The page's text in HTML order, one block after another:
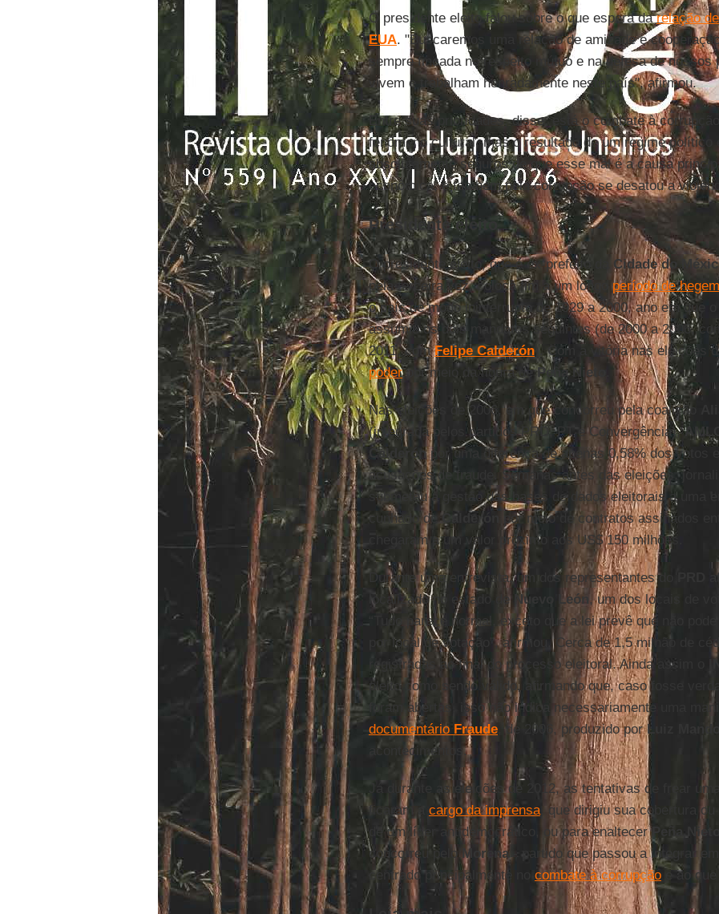
O presidente eleito falou sobre o que espera darelação
EUA. "Buscaremos uma relação de amizade e
sempre fincada no respeito mútuo e na defesa de nossos
vivem e trabalham honradamente neste país", afirmou.
Entre suas prioridades, disse, está o combate à
fenômeno cultural, mas o resultado de um regime político
absolutamente seguros de que esse mal é a causa
econômica, e também pela corrupção se desatou a
Presidente eleito
O presidente eleito, que é ex-prefeito da Cidade do
pela terceira vez, coloca fim a um longo período de
o país de modo ininterrupto de 1929 a 2000, ano em que o
assumiu os dois mandatos seguintes (de 2000 a 2006,
2011, comFelipe Calderón). Com a vitória nas eleições
poderpor meio da figura dePeña Nieto
Nas eleições de 2006, em que concorreu pela coalizão
(integrada pelos partidos PRD, PT e Convergência),AMLO
Calderónpor uma diferença de apenas 0,58% dos votos
acusações de fraude. Semanas antes das eleições,
submeteu a gestão das bases de dados eleitorais a uma
cunhado deCalderón
por meio de contratos assinados
chegaram a um valor próximo aos US$ 150 milhões.
Durante uma entrevista, um dos representantes do
localizado no estado de Nuevo León , um dos locais de
“Tudo parece normal, exceto que a lei prevê que não
por local de votação”, afirmou. Cerca de 1,5 milhão de
registradas ao final do processo eleitoral. Ainda assim o
pleito como sendo válido, afirmando que, caso fosse
foram abertas, isso não indica necessariamente uma
documentário Fraude, de 2006, produzido porLuiz
acontecimentos.
Já durante as eleições de 2012, as tentativas de frear
ficaram a cargo da imprensa, que dirigiu sua cobertura
de um líder antidemocrático, ou para enaltecerPeña Nieto
concorreu pelo Morena- partido que passou a integrar
centrado principalmente no combate à corrupçãoe ao que